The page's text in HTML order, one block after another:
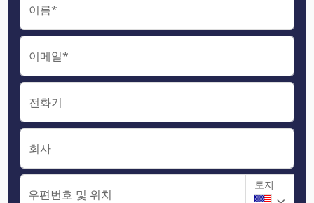
이름*
이메일*
전화기
회사
우편번호 및 위치
토지